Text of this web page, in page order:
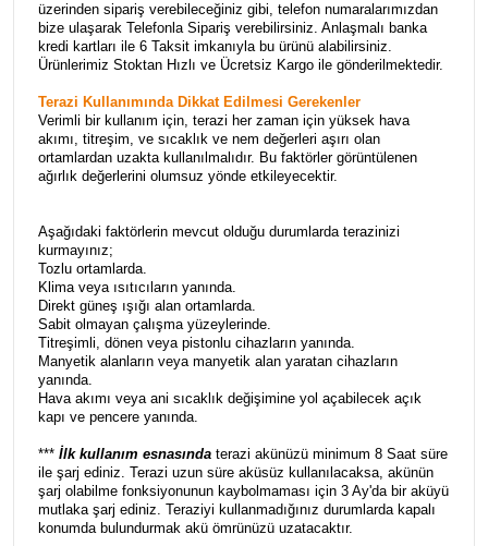
üzerinden sipariş verebileceğiniz gibi, telefon numaralarımızdan
bize ulaşarak Telefonla Sipariş verebilirsiniz. Anlaşmalı banka
kredi kartları ile 6 Taksit imkanıyla bu ürünü alabilirsiniz.
Ürünlerimiz Stoktan Hızlı ve Ücretsiz Kargo ile gönderilmektedir.
Terazi Kullanımında Dikkat Edilmesi Gerekenler
Verimli bir kullanım için, terazi her zaman için yüksek hava
akımı, titreşim, ve sıcaklık ve nem değerleri aşırı olan
ortamlardan uzakta kullanılmalıdır. Bu faktörler görüntülenen
ağırlık değerlerini olumsuz yönde etkileyecektir.
Aşağıdaki faktörlerin mevcut olduğu durumlarda terazinizi
kurmayınız;
Tozlu ortamlarda.
Klima veya ısıtıcıların yanında.
Direkt güneş ışığı alan ortamlarda.
Sabit olmayan çalışma yüzeylerinde.
Titreşimli, dönen veya pistonlu cihazların yanında.
Manyetik alanların veya manyetik alan yaratan cihazların
yanında.
Hava akımı veya ani sıcaklık değişimine yol açabilecek açık
kapı ve pencere yanında.
*** İlk kullanım esnasında terazi akünüzü minimum 8 Saat süre
ile şarj ediniz. Terazi uzun süre aküsüz kullanılacaksa, akünün
şarj olabilme fonksiyonunun kaybolmaması için 3 Ay'da bir aküyü
mutlaka şarj ediniz. Teraziyi kullanmadığınız durumlarda kapalı
konumda bulundurmak akü ömrünüzü uzatacaktır.